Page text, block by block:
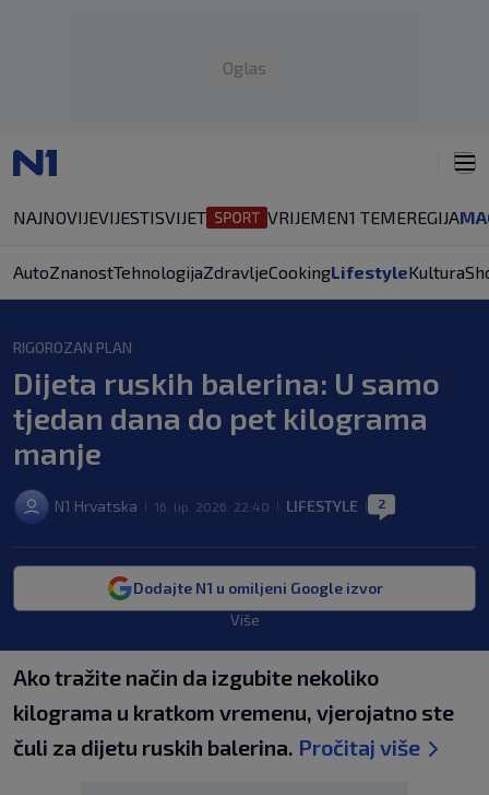
Oglas
NAJNOVIJEVIJESTISVIJET VRIJEMEN1 TEMEREGIJA
AutoZnanostTehnologijaZdravljeCookingLifestyleKultura
RIGOROZAN PLAN
Dijeta ruskih balerina: U samo
tjedan dana do pet kilograma
manje
N1 Hrvatska 16. lip. 2026. 22:40 LIFESTYLE 2
Dodajte N1 u omiljeni Google izvor
Više
Ako tražite način da izgubite nekoliko
kilograma u kratkom vremenu, vjerojatno ste
čuli za dijetu ruskih balerina. Pročitaj više